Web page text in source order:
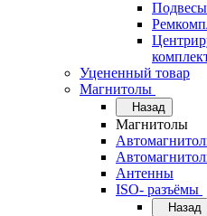
Уцененный товар
Магнитолы
Назад
Магнитолы
Антенны
ISO- разъёмы
Назад